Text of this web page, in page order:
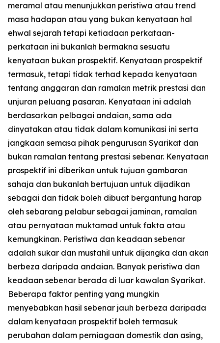
meramal atau menunjukkan peristiwa atau trend
masa hadapan atau yang bukan kenyataan hal
ehwal sejarah tetapi ketiadaan perkataan-
perkataan ini bukanlah bermakna sesuatu
kenyataan bukan prospektif. Kenyataan prospektif
termasuk, tetapi tidak terhad kepada kenyataan
tentang anggaran dan ramalan metrik prestasi dan
unjuran peluang pasaran. Kenyataan ini adalah
berdasarkan pelbagai andaian, sama ada
dinyatakan atau tidak dalam komunikasi ini serta
jangkaan semasa pihak pengurusan Syarikat dan
bukan ramalan tentang prestasi sebenar. Kenyataan
prospektif ini diberikan untuk tujuan gambaran
sahaja dan bukanlah bertujuan untuk dijadikan
sebagai dan tidak boleh dibuat bergantung harap
oleh sebarang pelabur sebagai jaminan, ramalan
atau pernyataan muktamad untuk fakta atau
kemungkinan. Peristiwa dan keadaan sebenar
adalah sukar dan mustahil untuk dijangka dan akan
berbeza daripada andaian. Banyak peristiwa dan
keadaan sebenar berada di luar kawalan Syarikat.
Beberapa faktor penting yang mungkin
menyebabkan hasil sebenar jauh berbeza daripada
dalam kenyataan prospektif boleh termasuk
perubahan dalam perniagaan domestik dan asing,